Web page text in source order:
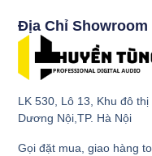
Địa Chỉ Showroom
LK 530, Lô 13, Khu đô
Dương Nội,TP. Hà Nội
Gọi đặt mua, giao hàng